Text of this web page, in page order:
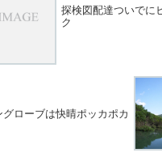
探検図配達ついでに
ク
ローブは快晴ポッカポカ